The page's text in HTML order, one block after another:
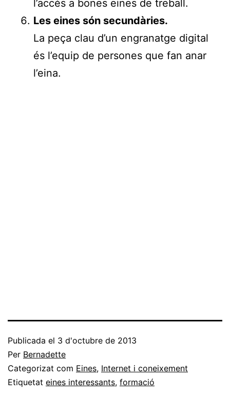
l’accés a bones eines de treball.
Les eines són secundàries.
La peça clau d’un engranatge digital
és l’equip de persones que fan anar
l’eina.
Publicada el 3 d'octubre de 2013
Per Bernadette
Categorizat com Eines, Internet i coneixement
Etiquetat eines interessants, formació